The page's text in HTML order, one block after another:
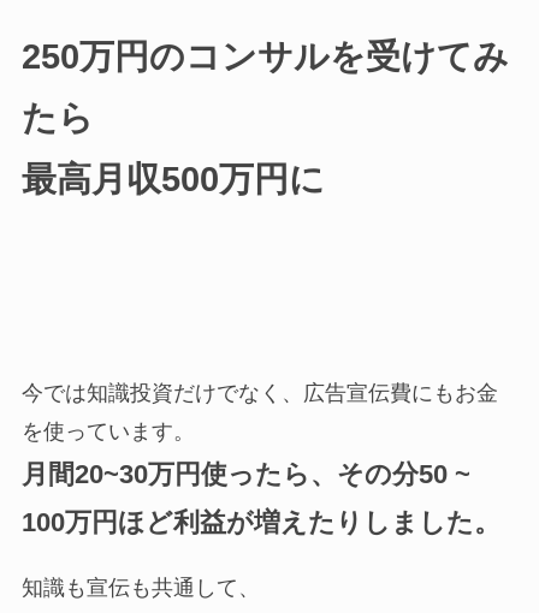
250万円のコンサルを受けてみ
たら
最高月収500万円に
今では知識投資だけでなく、広告宣伝費にもお金
を使っています。
月間20~30万円使ったら、その分50 ~
100万円ほど利益が増えたりしました。
知識も宣伝も共通して、